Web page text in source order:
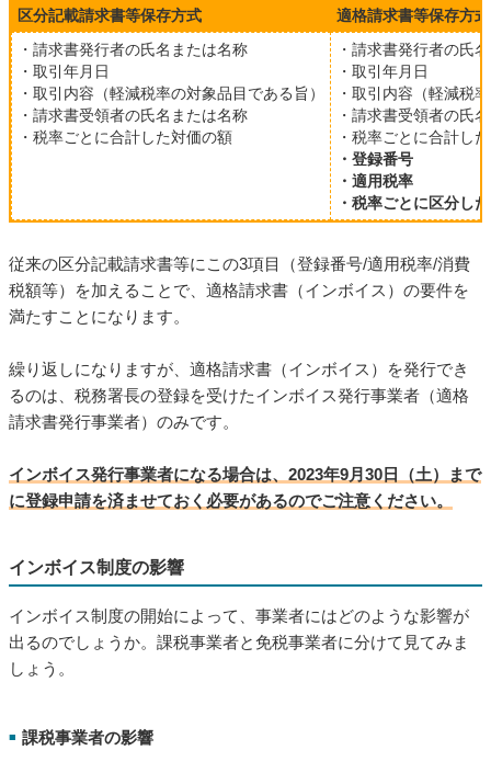
区分記載請求書等保存方式
適格請求書等保存方式
・請求書発行者の氏名または名称
・取引年月日
・取引内容（軽減税率の対象品目である旨）
・請求書受領者の氏名または名称
・税率ごとに合計した対価の額
・請求書発行者の氏
・取引年月日
・取引内容（軽減税
・請求書受領者の氏
・税率ごとに合計し
・登録番号
・適用税率
・税率ごとに区分し
従来の区分記載請求書等にこの3項目（登録番号/適用税率/消費
税額等）を加えることで、適格請求書（インボイス）の要件を
満たすことになります。
繰り返しになりますが、適格請求書（インボイス）を発行でき
るのは、税務署長の登録を受けたインボイス発行事業者（適格
請求書発行事業者）のみです。
インボイス発行事業者になる場合は、2023年9月30日（土）まで
に登録申請を済ませておく必要があるのでご注意ください。
インボイス制度の影響
インボイス制度の開始によって、事業者にはどのような影響が
出るのでしょうか。課税事業者と免税事業者に分けて見てみま
しょう。
■ 課税事業者の影響